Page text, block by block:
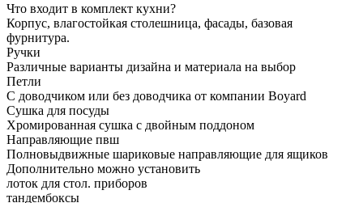
Что входит в комплект кухни?
Корпус, влагостойкая столешница, фасады, базовая
фурнитура.
Ручки
Различные варианты дизайна и материала на выбор
Петли
С доводчиком или без доводчика от компании Boyard
Сушка для посуды
Хромированная сушка с двойным поддоном
Направляющие пвш
Полновыдвижные шариковые направляющие для ящиков
Дополнительно можно установить
лоток для стол. приборов
тандембоксы